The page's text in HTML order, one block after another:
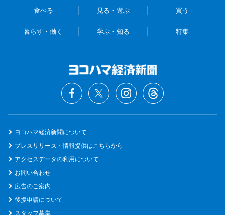
食べる 見る・遊ぶ 買う
暮らす・働く 学ぶ・知る 特集
ヨコハマ経済新聞について
プレスリリース・情報提供はこちらから
アクセスデータの利用について
お問い合わせ
広告のご案内
後援申請について
スタッフ募集